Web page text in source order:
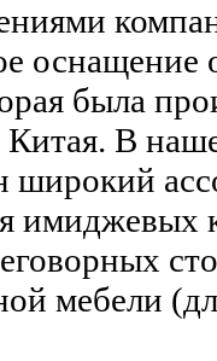
оснащение
была
В
широкий
имиджевых
мебели